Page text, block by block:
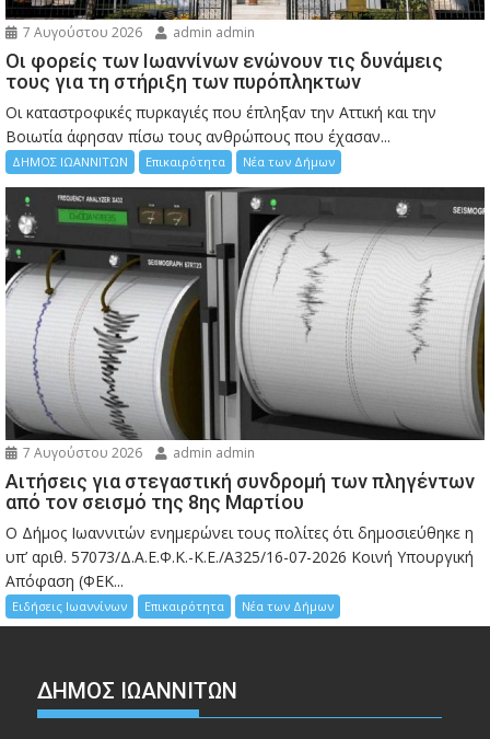
7 Αυγούστου 2026 admin admin
Οι φορείς των Ιωαννίνων ενώνουν τις δυνάμεις
τους για τη στήριξη των πυρόπληκτων
Οι καταστροφικές πυρκαγιές που έπληξαν την Αττική και την
Bοιωτία άφησαν πίσω τους ανθρώπους που έχασαν...
ΔΗΜΟΣ ΙΩΑΝΝΙΤΩΝ Επικαιρότητα Νέα των Δήμων
7 Αυγούστου 2026 admin admin
Αιτήσεις για στεγαστική συνδρομή των πληγέντων
από τον σεισμό της 8ης Μαρτίου
Ο Δήμος Ιωαννιτών ενημερώνει τους πολίτες ότι δημοσιεύθηκε η
υπ’ αριθ. 57073/Δ.Α.Ε.Φ.Κ.-Κ.Ε./Α325/16-07-2026 Κοινή Υπουργική
Απόφαση (ΦΕΚ...
Ειδήσεις Ιωαννίνων Επικαιρότητα Νέα των Δήμων
ΔΗΜΟΣ ΙΩΑΝΝΙΤΩΝ